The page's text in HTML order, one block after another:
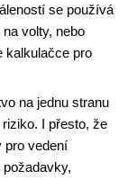
se používá
volty, nebo
kalkulačce pro
na jednu stranu
I přesto, že
pro vedení